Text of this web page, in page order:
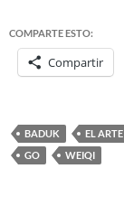
COMPARTE ESTO:
Compartir
BADUK EL
GO
WEIQI